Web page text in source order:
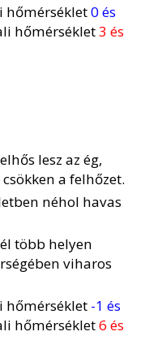
hőmérséklet0 és
hőmérséklet3 és
lesz az ég,
a felhőzet.
néhol havas
több helyen
viharos
hőmérséklet -1 és
hőmérséklet6 és